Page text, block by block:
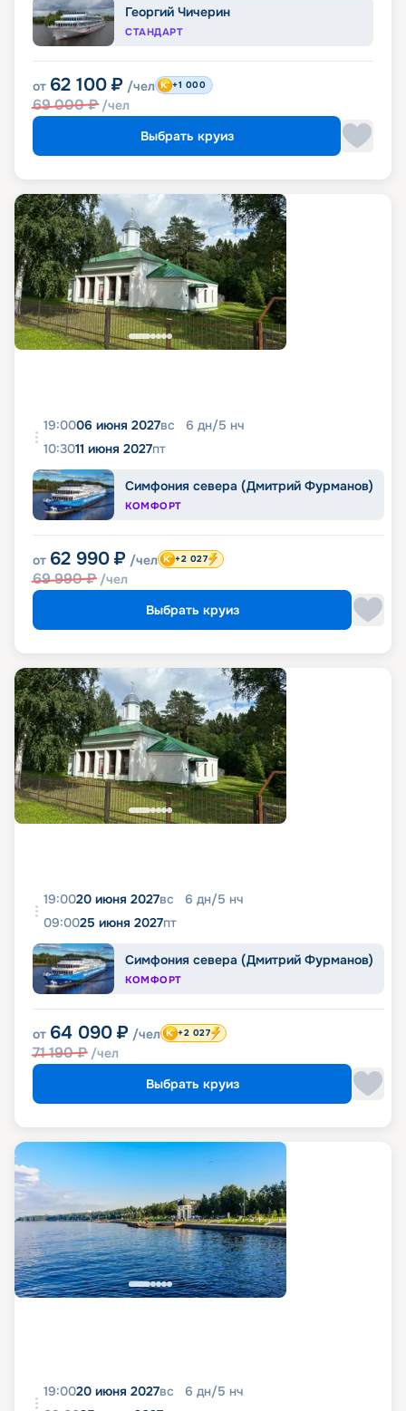
Георгий Чичерин
СТАНДАРТ
от 62 100 ₽ /чел
69 000₽ /чел
+1 000
Выбрать круиз
19:0006 июня 2027вс 6 дн/5 нч
10:3011 июня 2027пт
Симфония севера (Дмитрий Фурманов)
КОМФОРТ
от 62 990 ₽ /чел
69 990₽ /чел
+2 027
Выбрать круиз
19:0020 июня 2027вс 6 дн/5 нч
09:0025 июня 2027пт
Симфония севера (Дмитрий Фурманов)
КОМФОРТ
от 64 090 ₽ /чел
71 190₽ /чел
+2 027
Выбрать круиз
19:0020 июня 2027вс 6 дн/5 нч